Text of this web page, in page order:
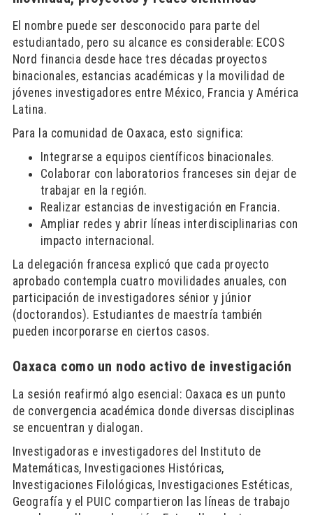
El nombre puede ser desconocido para parte del
estudiantado, pero su alcance es considerable: ECOS
Nord financia desde hace tres décadas proyectos
binacionales, estancias académicas y la movilidad de
jóvenes investigadores entre México, Francia y América
Latina.
Para la comunidad de Oaxaca, esto significa:
Integrarse a equipos científicos binacionales.
Colaborar con laboratorios franceses sin dejar de
trabajar en la región.
Realizar estancias de investigación en Francia.
Ampliar redes y abrir líneas interdisciplinarias con
impacto internacional.
La delegación francesa explicó que cada proyecto
aprobado contempla cuatro movilidades anuales, con
participación de investigadores sénior y júnior
(doctorandos). Estudiantes de maestría también
pueden incorporarse en ciertos casos.
Oaxaca como un nodo activo de investigación
La sesión reafirmó algo esencial: Oaxaca es un punto
de convergencia académica donde diversas disciplinas
se encuentran y dialogan.
Investigadoras e investigadores del Instituto de
Matemáticas, Investigaciones Históricas,
Investigaciones Filológicas, Investigaciones Estéticas,
Geografía y el PUIC compartieron las líneas de trabajo